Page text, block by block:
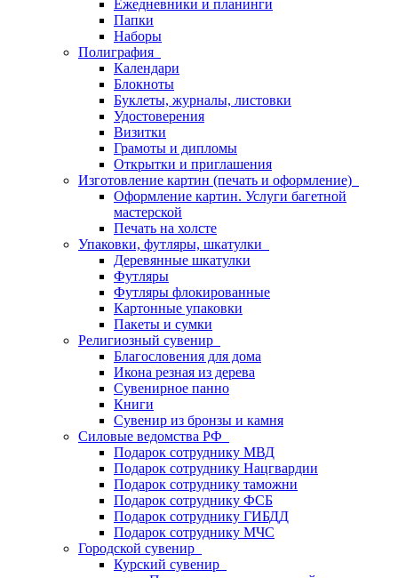
Ежедневники и планинги
Папки
Наборы
Полиграфия
Календари
Блокноты
Буклеты, журналы, листовки
Удостоверения
Визитки
Грамоты и дипломы
Открытки и приглашения
Изготовление картин (печать и оформление)
Оформление картин. Услуги багетной
мастерской
Печать на холсте
Упаковки, футляры, шкатулки
Деревянные шкатулки
Футляры
Футляры флокированные
Картонные упаковки
Пакеты и сумки
Религиозный сувенир
Благословения для дома
Икона резная из дерева
Сувенирное панно
Книги
Сувенир из бронзы и камня
Силовые ведомства РФ
Подарок сотруднику МВД
Подарок сотруднику Нацгвардии
Подарок сотруднику таможни
Подарок сотруднику ФСБ
Подарок сотруднику ГИБДД
Подарок сотруднику МЧС
Городской сувенир
Курский сувенир